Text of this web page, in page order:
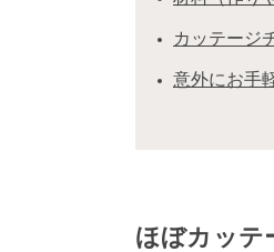
カッテージ
意外にお手
ほぼカッテ